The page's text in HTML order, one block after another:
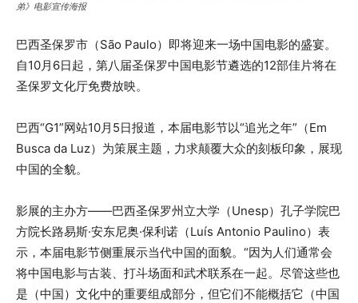
弟》电影宣传海报
巴西圣保罗市（São Paulo）即将迎来一场中国电影的盛宴。
自10月6日起，第八届圣保罗中国电影节遴选的12部佳片将在
圣保罗文化厅免费放映。
巴西“G1”网站10月5日报道，本届电影节以“追光之年”（Em
Busca da Luz）为策展主题，力求颠覆大众的刻板印象，展现
中国的全貌。
影展的主办方——巴西圣保罗州立大学（Unesp）孔子学院巴
方院长路易斯·安东尼奥·保利诺（Luís Antonio Paulino）表
示，本届电影节侧重展示当代中国的面貌。“因为人们通常会
将中国电影与古装、打斗场面和武术联系在一起。尽管这些也
是（中国）文化中的重要组成部分，但它们不能概括它（中国